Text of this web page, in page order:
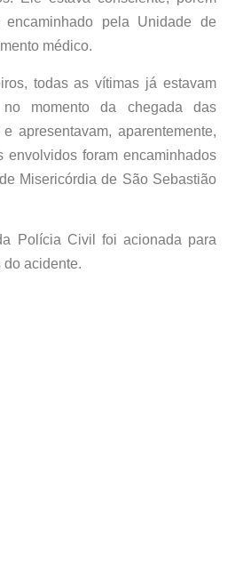
pela Unidade de
médico.
todas as vítimas já estavam
momento da chegada das
apresentavam, aparentemente,
envolvidos foram encaminhados
Misericórdia de São Sebastião
Polícia Civil foi acionada para
do acidente.